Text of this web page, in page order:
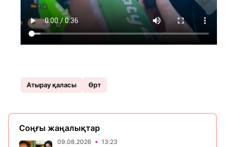
Атырау қаласы Өрт
Соңғы жаңалықтар
09.08.2026 13:23